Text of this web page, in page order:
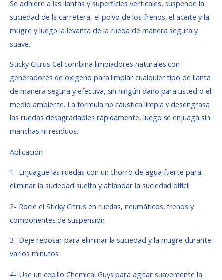
Se adhiere a las llantas y superficies verticales, suspende la
suciedad de la carretera, el polvo de los frenos, el aceite y la
mugre y luego la levanta de la rueda de manera segura y
suave.
Sticky Citrus Gel combina limpiadores naturales con
generadores de oxígeno para limpiar cualquier tipo de llanta
de manera segura y efectiva, sin ningún daño para usted o el
medio ambiente. La fórmula no cáustica limpia y desengrasa
las ruedas desagradables rápidamente, luego se enjuaga sin
manchas ni residuos.
Aplicación
1- Enjuague las ruedas con un chorro de agua fuerte para
eliminar la suciedad suelta y ablandar la suciedad difícil
2- Rocíe el Sticky Citrus en ruedas, neumáticos, frenos y
componentes de suspensión
3- Deje reposar para eliminar la suciedad y la mugre durante
varios minutos
4- Use un cepillo Chemical Guys para agitar suavemente la